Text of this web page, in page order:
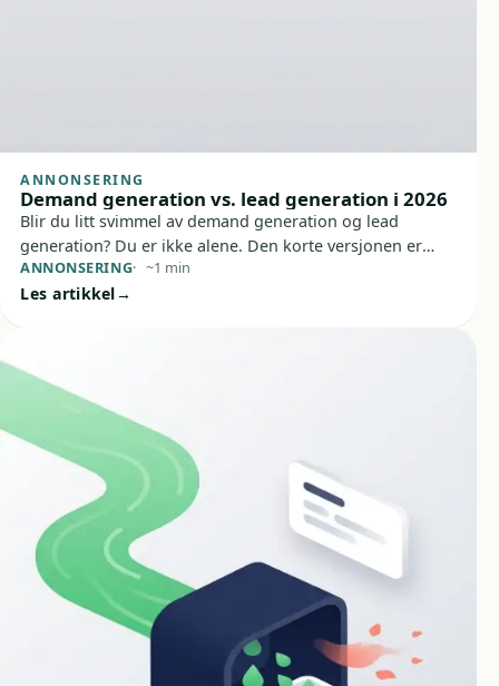
ANNONSERING
Demand generation vs. lead generation i 2026
Blir du litt svimmel av demand generation og lead
generation? Du er ikke alene. Den korte versjonen er
enkel: Demand generation bygger interesse og tillit før
folk er klare, mens lead generation fanger opp
ANNONSERING ~1 min
Les artikkel